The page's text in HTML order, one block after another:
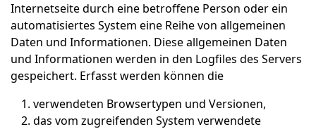
Internetseite durch eine betroffene Person oder ein
automatisiertes System eine Reihe von allgemeinen
Daten und Informationen. Diese allgemeinen Daten
und Informationen werden in den Logfiles des Servers
gespeichert. Erfasst werden können die
verwendeten Browsertypen und Versionen,
das vom zugreifenden System verwendete